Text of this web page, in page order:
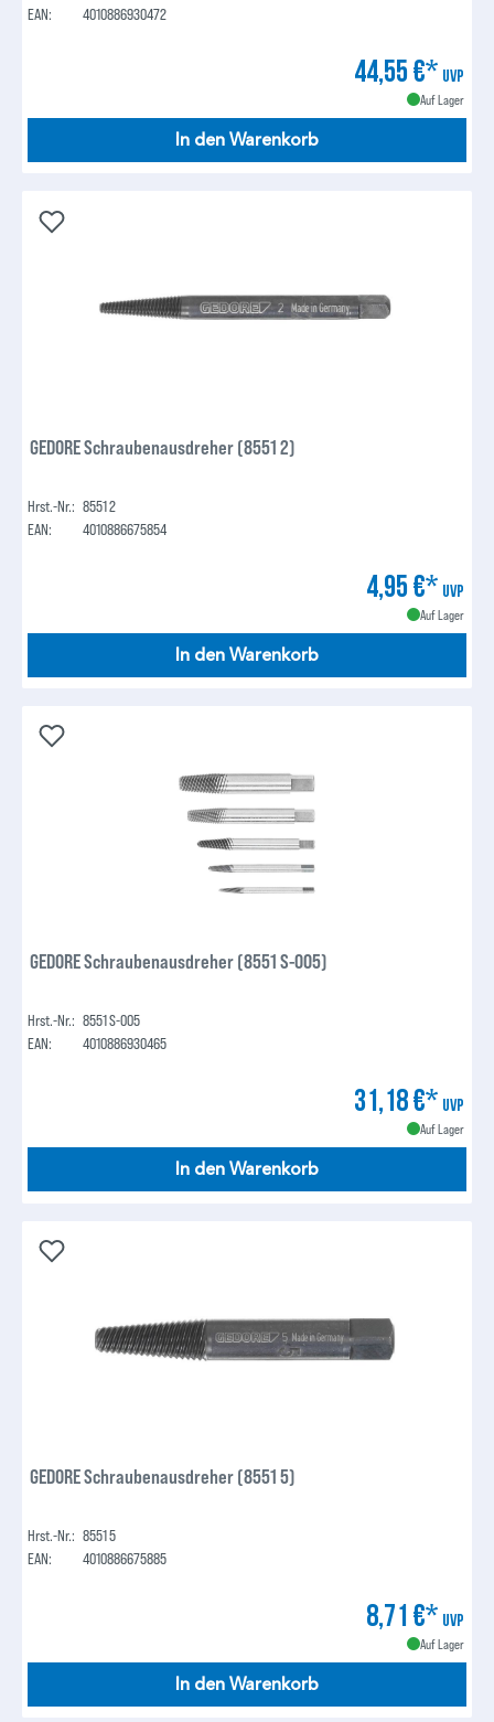
EAN:
4010886930472
44,55 €* UVP
Auf Lager
In den Warenkorb
GEDORE Schraubenausdreher (8551 2)
Hrst.-Nr.: 8551 2
EAN:
4010886675854
4,95 €* UVP
Auf Lager
In den Warenkorb
GEDORE Schraubenausdreher (8551 S-005)
Hrst.-Nr.: 8551 S-005
EAN:
4010886930465
31,18 €* UVP
Auf Lager
In den Warenkorb
GEDORE Schraubenausdreher (8551 5)
Hrst.-Nr.: 8551 5
EAN:
4010886675885
8,71 €* UVP
Auf Lager
In den Warenkorb